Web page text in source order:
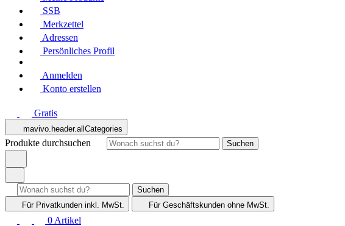
SSB
Merkzettel
Adressen
Persönliches Profil
Anmelden
Konto erstellen
Gratis
mavivo.header.allCategories
Produkte durchsuchen Suchen
Suchen
Für Privatkunden inkl. MwSt. Für Geschäftskunden ohne MwSt.
0 Artikel